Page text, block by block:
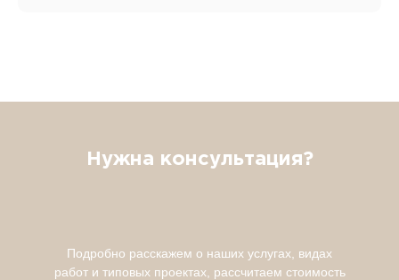
Нужна консультация?
Подробно расскажем о наших услугах, видах
работ и типовых проектах, рассчитаем стоимость